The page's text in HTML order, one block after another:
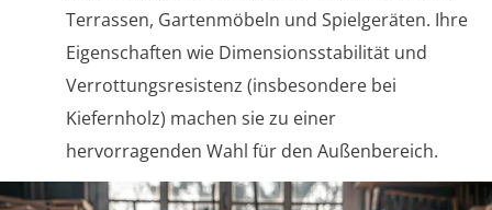
Terrassen, Gartenmöbeln und Spielgeräten. Ihre
Eigenschaften wie Dimensionsstabilität und
Verrottungsresistenz (insbesondere bei
Kiefernholz) machen sie zu einer
hervorragenden Wahl für den Außenbereich.